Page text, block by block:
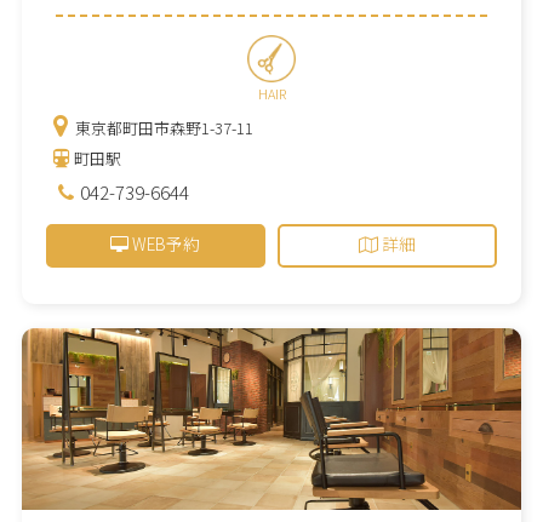
HAIR
東京都町田市森野1-37-11
町田駅
042-739-6644
WEB予約 詳細